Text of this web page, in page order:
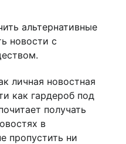
альтернативные
новости с
личная новостная
как гардероб под
получать
в
пропустить ни